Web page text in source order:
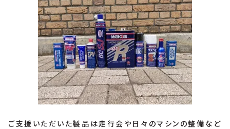
ご支援いただいた製品は走行会や日々のマシンの整備など